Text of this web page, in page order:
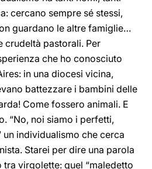
cercano sempre sé stessi,
guardano le altre famiglie…
crudeltà pastorali. Per
che ho conosciuto
in una diocesi vicina,
battezzare i bambini delle
Come fossero animali. E
“No, noi siamo i perfetti,
un individualismo che cerca
Starei per dire una parola
tra virgolette: quel “maledetto